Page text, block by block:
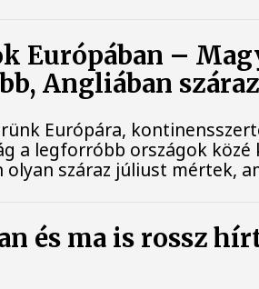
Európában –
Angliában
Európára,
a legforróbb országok
olyan száraz júliust mértek,
és ma is rossz